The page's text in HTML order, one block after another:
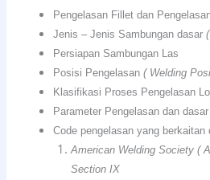
Pengelasan Fillet dan
Jenis – Jenis Sambungan dasar
Persiapan Sambungan Las
Posisi Pengelasan( Welding
Klasifikasi Proses Pengelasan
Parameter Pengelasan dan
Code pengelasan yang berkaitan
American Welding Society (
Section IX